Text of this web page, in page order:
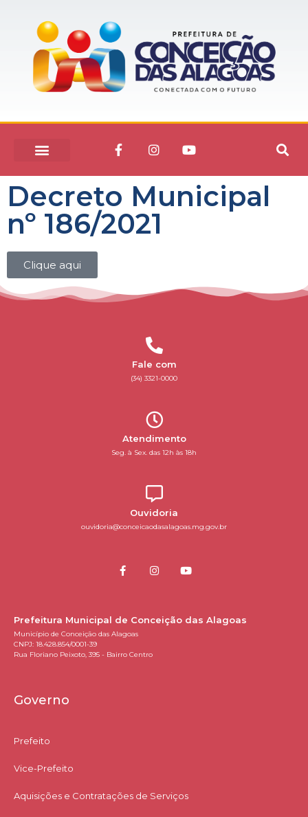
Decreto Municipal
nº 186/2021
Clique aqui
Fale com
(34) 3321-0000
Atendimento
Seg. à Sex. das 12h às 18h
Ouvidoria
ouvidoria@conceicaodasalagoas.mg.gov.br
Prefeitura Municipal de Conceição das Alagoas
Município de Conceição das Alagoas
CNPJ: 18.428.854/0001-39
Rua Floriano Peixoto, 395 - Bairro Centro
Governo
Prefeito
Vice-Prefeito
Aquisições e Contratações de Serviços​